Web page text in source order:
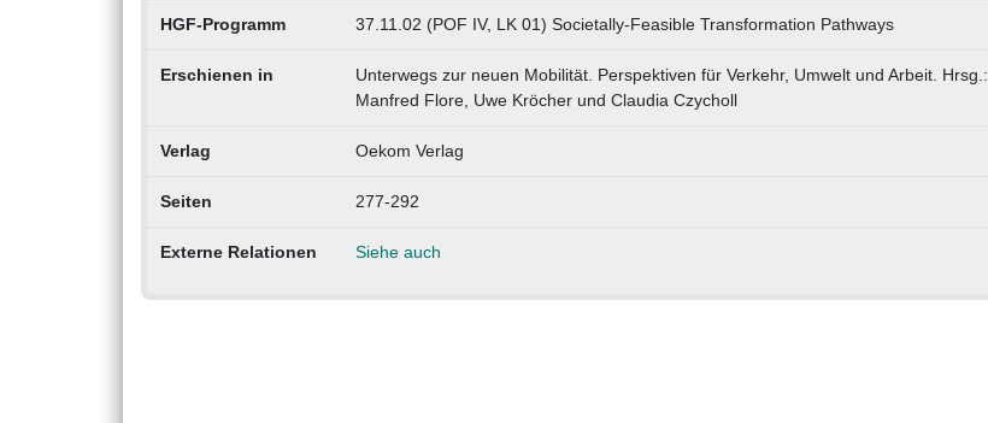
HGF-Programm 37.11.02 (POF IV, LK 01) Societally-Feasible Transformation Pathways
Erschienen in
Unterwegs zur neuen Mobilität. Perspektiven für Verkehr, Umwelt und Arbeit. Hrsg.:
Manfred Flore, Uwe Kröcher und Claudia Czycholl
Verlag Oekom Verlag
Seiten 277-292
Externe Relationen Siehe auch